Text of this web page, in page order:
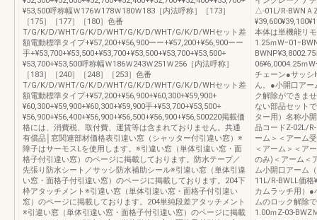
¥53,500呼称幅Ｗ176Ｗ178Ｗ180Ｗ183［内法呼称］［173］
［175］［177］［180］色番
T/G/K/D/WHT/G/K/D/WHT/G/K/D/WHT/G/K/D/WHセット差
額電動標準タイプ+¥57,200+¥56,900ーー+¥57,200+¥56,900ーー
手+¥53,700+¥53,500+¥53,700+¥53,500+¥53,700+¥53,500+
¥53,700+¥53,500呼称幅Ｗ186Ｗ243Ｗ251Ｗ256［内法呼称］
［183］［240］［248］［253］色番
T/G/K/D/WHT/G/K/D/WHT/G/K/D/WHT/G/K/D/WHセット差
額電動標準タイプ+¥57,200+¥56,900+¥60,300+¥59,900+
¥60,300+¥59,900+¥60,300+¥59,900手+¥53,700+¥53,500+
¥56,900+¥56,400+¥56,900+¥56,500+¥56,900+¥56,500220掲載価
格には、消費税、取付費、運賃等は含まれておりません。共通
有償品│窓関連部材価格表引違い窓（シャッター付引違い窓）※
障子はサーモスLを使用します。※引違い窓（単体引違い窓・面
格子付引違い窓）のページに掲載しております。防水テープ／
先張り防水シート／サッシ防水補助シール※引違い窓（単体引違
い窓・面格子付引違い窓）のページに掲載しております。204下
枠アタッチメント※引違い窓（単体引違い窓・面格子付引違い
窓）のページに掲載しております。204単純段差アタッチメント
※引違い窓（単体引違い窓・面格子付引違い窓）のページに掲載
△-01L/R-BWNＡ
本体は単機能リ
1.25ｍWｰ01ｰ
06¥6,0004.25ｍ
チェーン●サッシ
ん。●小開口アー
ク解除ができま
ない部品セット
ター用）名称小
品コードZ-02L/
ーム＞＜アーム
＜アーム＞＜ア
のみ)＜アーム＜
ム小開口アーム
11L/R-BWLL価
カムラッチ用）●
ムのロック解除
1.00ｍZ-03-BWZ